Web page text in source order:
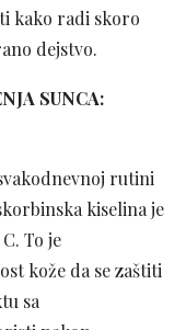
kako radi skoro
dejstvo.
SUNCA:
rutini
kiselina je
To je
kože da se zaštiti
sa